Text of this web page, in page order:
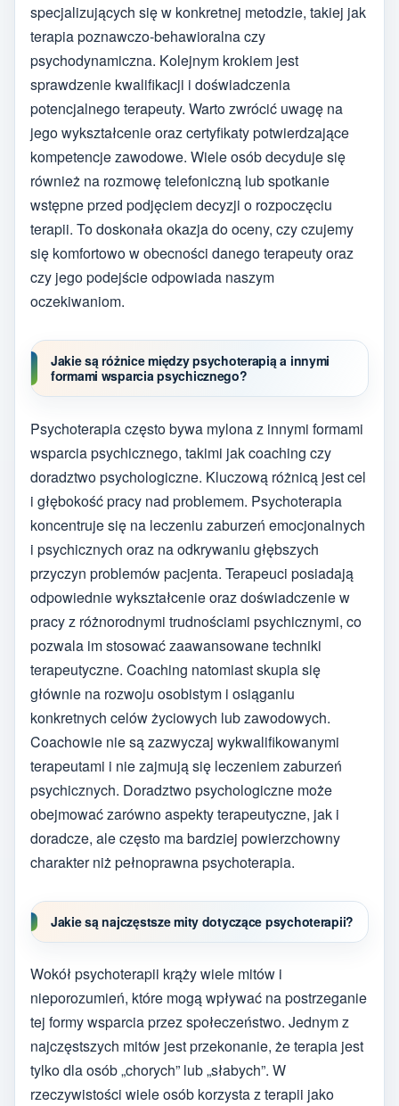
specjalizujących się w konkretnej metodzie, takiej jak
terapia poznawczo-behawioralna czy
psychodynamiczna. Kolejnym krokiem jest
sprawdzenie kwalifikacji i doświadczenia
potencjalnego terapeuty. Warto zwrócić uwagę na
jego wykształcenie oraz certyfikaty potwierdzające
kompetencje zawodowe. Wiele osób decyduje się
również na rozmowę telefoniczną lub spotkanie
wstępne przed podjęciem decyzji o rozpoczęciu
terapii. To doskonała okazja do oceny, czy czujemy
się komfortowo w obecności danego terapeuty oraz
czy jego podejście odpowiada naszym
oczekiwaniom.
Jakie są różnice między psychoterapią a innymi
formami wsparcia psychicznego?
Psychoterapia często bywa mylona z innymi formami
wsparcia psychicznego, takimi jak coaching czy
doradztwo psychologiczne. Kluczową różnicą jest cel
i głębokość pracy nad problemem. Psychoterapia
koncentruje się na leczeniu zaburzeń emocjonalnych
i psychicznych oraz na odkrywaniu głębszych
przyczyn problemów pacjenta. Terapeuci posiadają
odpowiednie wykształcenie oraz doświadczenie w
pracy z różnorodnymi trudnościami psychicznymi, co
pozwala im stosować zaawansowane techniki
terapeutyczne. Coaching natomiast skupia się
głównie na rozwoju osobistym i osiąganiu
konkretnych celów życiowych lub zawodowych.
Coachowie nie są zazwyczaj wykwalifikowanymi
terapeutami i nie zajmują się leczeniem zaburzeń
psychicznych. Doradztwo psychologiczne może
obejmować zarówno aspekty terapeutyczne, jak i
doradcze, ale często ma bardziej powierzchowny
charakter niż pełnoprawna psychoterapia.
Jakie są najczęstsze mity dotyczące psychoterapii?
Wokół psychoterapii krąży wiele mitów i
nieporozumień, które mogą wpływać na postrzeganie
tej formy wsparcia przez społeczeństwo. Jednym z
najczęstszych mitów jest przekonanie, że terapia jest
tylko dla osób „chorych” lub „słabych”. W
rzeczywistości wiele osób korzysta z terapii jako